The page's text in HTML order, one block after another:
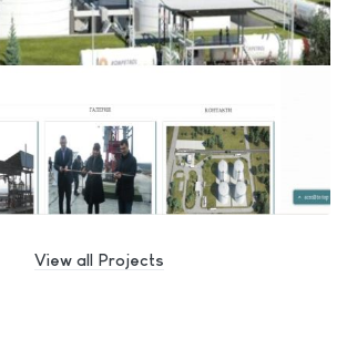
View all Projects